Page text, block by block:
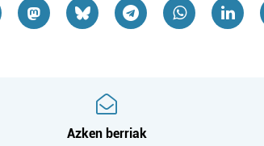
Azken berriak